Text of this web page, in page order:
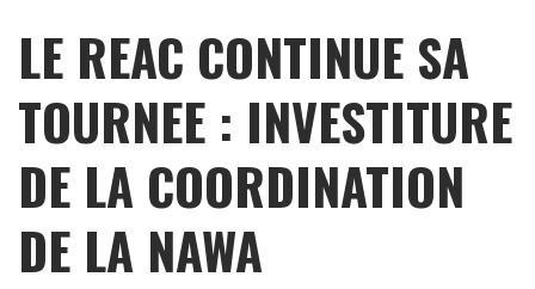
LE REAC CONTINUE SA
TOURNEE : INVESTITURE
DE LA COORDINATION
DE LA NAWA